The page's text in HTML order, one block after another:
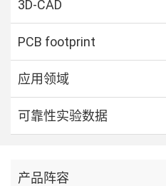
3D-CAD
PCB footprint
应用领域
可靠性实验数据
产品阵容